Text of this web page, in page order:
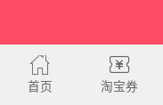
首页 淘宝券